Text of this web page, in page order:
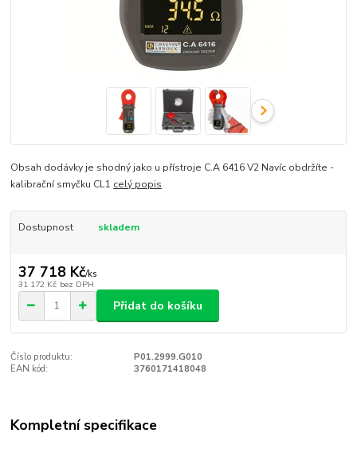
Obsah dodávky je shodný jako u přístroje C.A 6416 V2 Navíc obdržíte -
kalibrační smyčku CL1 celý popis
Dostupnost skladem
37 718 Kč/ks
31 172 Kč bez DPH
Přidat do košíku
Číslo produktu:
P01.2999.G010
EAN kód:
3760171418048
Kompletní specifikace